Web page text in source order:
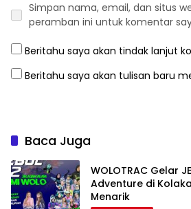
Simpan nama, email, dan situs
peramban ini untuk komentar
Beritahu saya akan tindak lanjut
Beritahu saya akan tulisan baru
Baca Juga
WOLOTRAC Gelar
Adventure di
Menarik